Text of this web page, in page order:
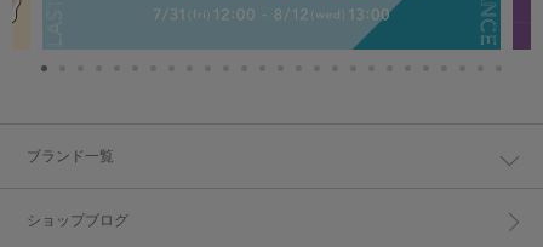
ブランド一覧
ショップブログ